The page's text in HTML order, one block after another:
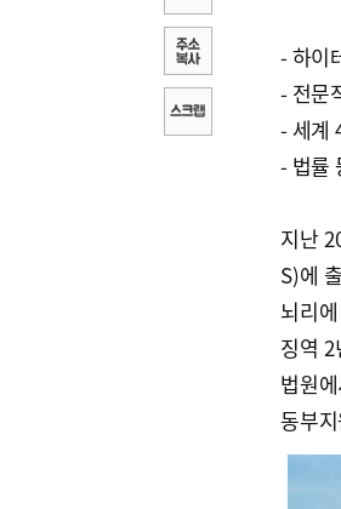
- 하이
- 전문
- 세계
- 법률
지난
S)에
뇌리
징역
법원
동부